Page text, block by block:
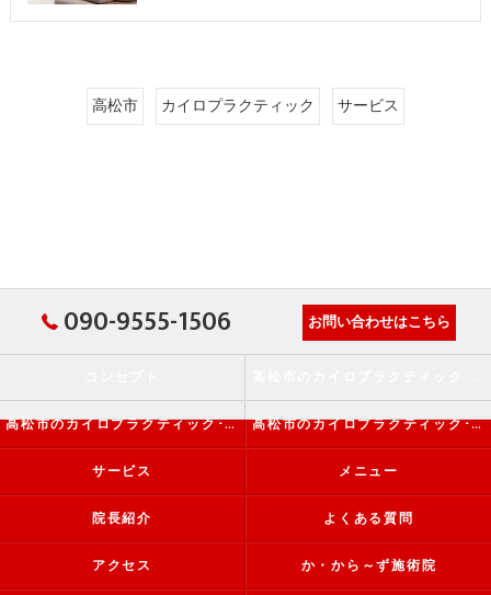
高松市 カイロプラクティック サービス
090-9555-1506 お問い合わせはこちら
高松市のカイロプラクティック･か・から～ず施術院の評判 高松市のカイロプラクティック･か・から～ず施術院のお客様の声
サービス メニュー
院長紹介 よくある質問
アクセス か・から～ず施術院